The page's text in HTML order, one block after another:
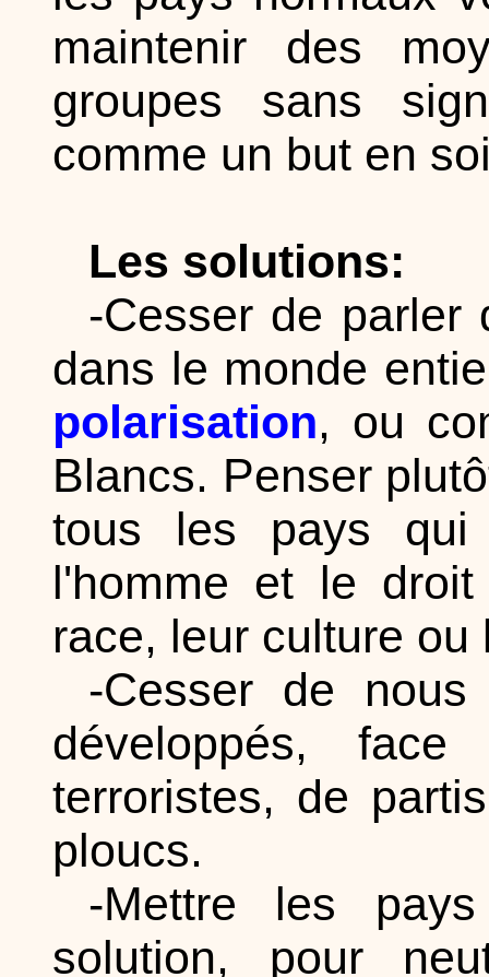
maintenir des
groupes sans
comme un but en
Les solutions:
-Cesser de parler
dans le monde
polarisation, ou
Blancs. Penser
tous les pays
l'homme et le
race, leur culture ou
-Cesser de
développés,
terroristes, de
ploucs.
-Mettre les
solution, pour